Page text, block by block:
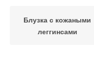
Блузка с кожаными
леггинсами